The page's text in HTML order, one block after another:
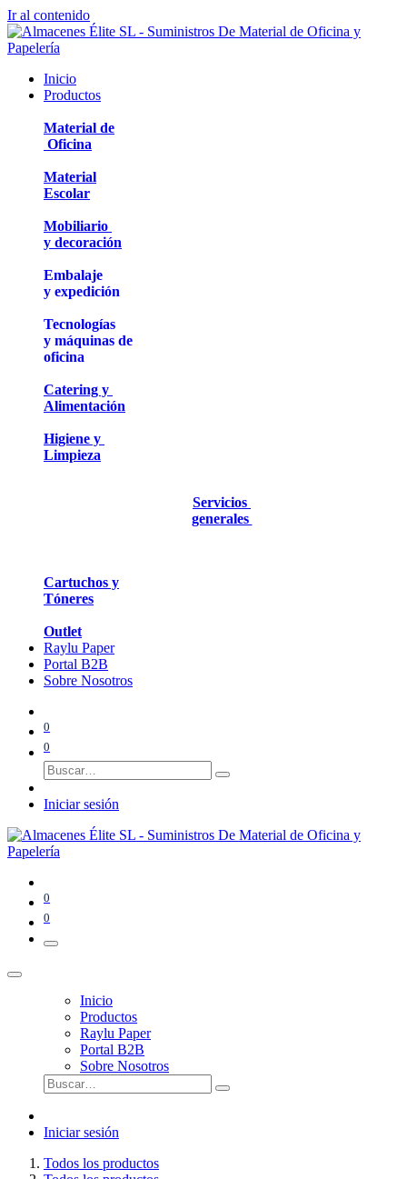
Ir al contenido
Inicio
Productos
Material de
Oficina
Material
Escolar
Mobiliario
y decoración
Embalaje
y expedición
Tecnologías
y máquinas de
oficina
Catering y
Alimentación
Higiene y
Limpieza
Servicios
generales
Cartuchos y
Tóneres
Outlet
Raylu Paper
Portal B2B
Sobre Nosotros
0
0
Iniciar sesión
0
0
Inicio
Productos
Raylu Paper
Portal B2B
Sobre Nosotros
Iniciar sesión
Todos los productos